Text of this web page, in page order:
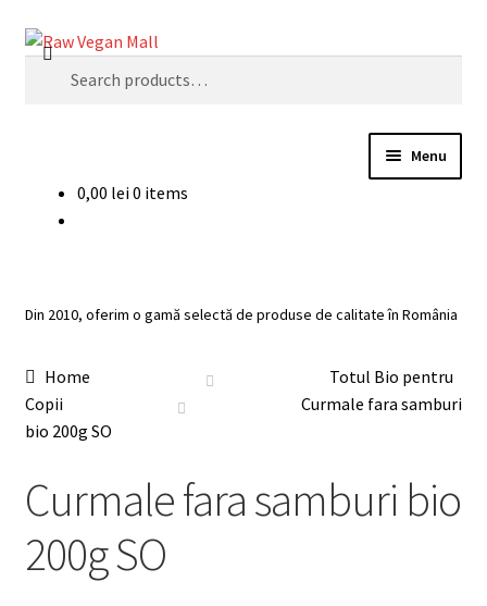
Skip
Skip
Search
Search
Menu
Categorii
Recomandari
Contul meu
Plată
Coș
0,00 lei0 items
Din 2010, oferim o gamă selectă de produse de calitate în România
Home
Totul Bio pentru
Copii
Curmale fara samburi
bio 200g SO
Curmale fara samburi bio
200g SO